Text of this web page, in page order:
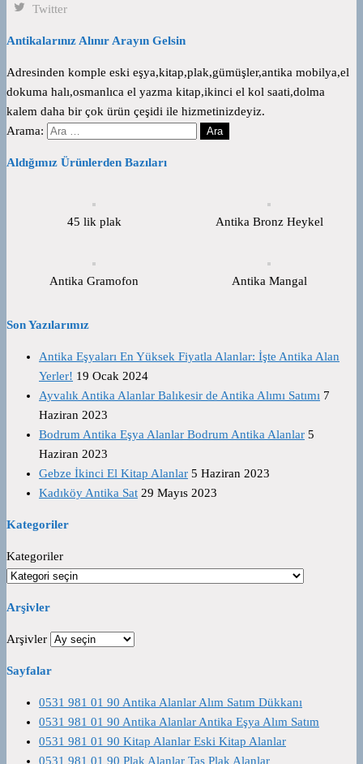
Twitter
Antikalarınız Alınır Arayın Gelsin
Adresinden komple eski eşya,kitap,plak,gümüşler,antika mobilya,el
dokuma halı,osmanlıca el yazma kitap,ikinci el kol saati,dolma
kalem daha bir çok ürün çeşidi ile hizmetinizdeyiz.
Arama:
Aldığımız Ürünlerden Bazıları
45 lik plak Antika Bronz Heykel
Antika Gramofon Antika Mangal
Son Yazılarımız
Antika Eşyaları En Yüksek Fiyatla Alanlar: İşte Antika Alan
Yerler! 19 Ocak 2024
Ayvalık Antika Alanlar Balıkesir de Antika Alımı Satımı 7
Haziran 2023
Bodrum Antika Eşya Alanlar Bodrum Antika Alanlar 5
Haziran 2023
Gebze İkinci El Kitap Alanlar 5 Haziran 2023
Kadıköy Antika Sat 29 Mayıs 2023
Kategoriler
Kategoriler
Arşivler
Arşivler
Sayfalar
0531 981 01 90 Antika Alanlar Alım Satım Dükkanı
0531 981 01 90 Antika Alanlar Antika Eşya Alım Satım
0531 981 01 90 Kitap Alanlar Eski Kitap Alanlar
0531 981 01 90 Plak Alanlar Taş Plak Alanlar